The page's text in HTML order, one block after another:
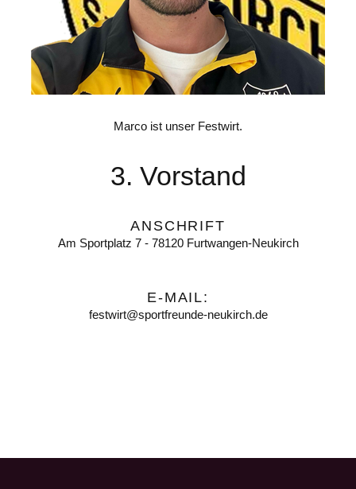
Marco ist unser Festwirt.
3. Vorstand
ANSCHRIFT
Am Sportplatz 7 - 78120 Furtwangen-Neukirch
E-MAIL:
festwirt@sportfreunde-neukirch.de